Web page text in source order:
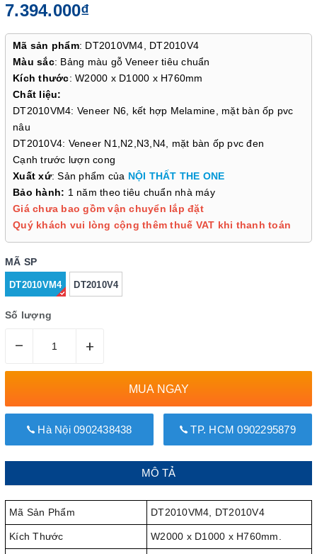
7.394.000₫
Mã sản phẩm: DT2010VM4, DT2010V4
Màu sắc: Bảng màu gỗ Veneer tiêu chuẩn
Kích thước: W2000 x D1000 x H760mm
Chất liệu:
DT2010VM4: Veneer N6, kết hợp Melamine, mặt bàn ốp pvc
nâu
DT2010V4: Veneer N1,N2,N3,N4, mặt bàn ốp pvc đen
Cạnh trước lượn cong
Xuất xứ: Sản phẩm của NỘI THẤT THE ONE
Bảo hành: 1 năm theo tiêu chuẩn nhà máy
Giá chưa bao gồm vận chuyển lắp đặt
Quý khách vui lòng cộng thêm thuế VAT khi thanh toán
MÃ SP
DT2010VM4 DT2010V4
Số lượng
– +
MUA NGAY
Hà Nội 0902438438 TP. HCM 0902295879
MÔ TẢ
Mã Sản Phẩm DT2010VM4, DT2010V4
Kích Thước W2000 x D1000 x H760mm.